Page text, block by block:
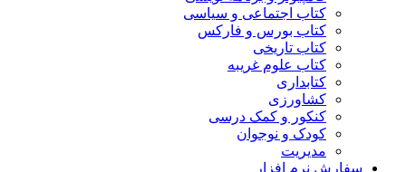
کتاب اجتماعی و سیاسی
کتاب بورس و فارکس
کتاب تاریخی
کتاب علوم غریبه
کتابداری
کشاورزی
کنکور و کمک‌ درسی
کودک و نوجوان
مدیریت
سفارش نرم افزار